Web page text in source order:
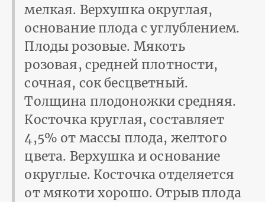
мелкая. Верхушка округлая,
основание плода с углублением.
Плоды розовые. Мякоть
розовая, средней плотности,
сочная, сок бесцветный.
Толщина плодоножки средняя.
Косточка круглая, составляет
4,5% от массы плода, желтого
цвета. Верхушка и основание
округлые. Косточка отделяется
от мякоти хорошо. Отрыв плода